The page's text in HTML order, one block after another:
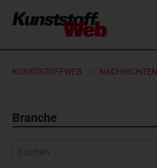
KUNSTSTOFFWEB NACHRICHTEN
Branche